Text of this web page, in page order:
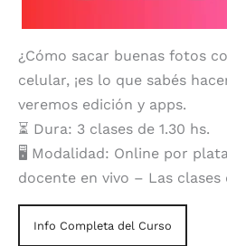
¿Cómo sacar buenas fotos
celular, ¡es lo que sabés
veremos edición y apps.
⏳ Dura: 3 clases de 1.30 hs.
🖥️ Modalidad: Online por
docente en vivo – Las clases
Info Completa del Curso